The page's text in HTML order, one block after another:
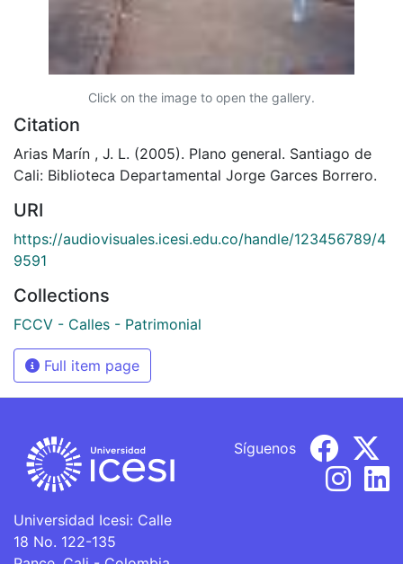
Click on the image to open the gallery.
Citation
Arias Marín , J. L. (2005). Plano general. Santiago de
Cali: Biblioteca Departamental Jorge Garces Borrero.
URI
https://audiovisuales.icesi.edu.co/handle/123456789/4
9591
Collections
FCCV - Calles - Patrimonial
Full item page
Universidad Icesi: Calle
18 No. 122-135
Síguenos